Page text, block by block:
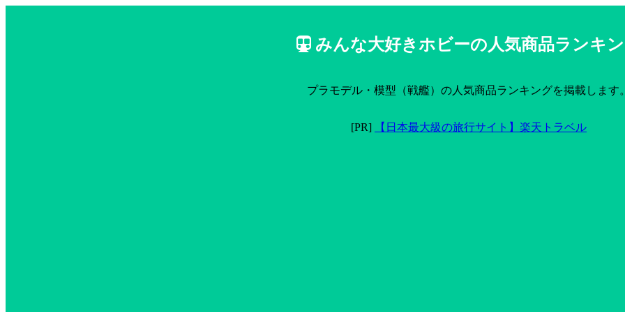
みんな大好きホビーの人気商品ランキ
プラモデル・模型（戦艦）の人気商品ランキングを掲載します
[PR] 【日本最大級の旅行サイト】楽天トラベル